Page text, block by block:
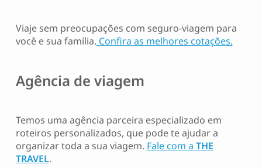
Viaje sem preocupações com seguro-viagem para
você e sua família. Confira as melhores cotações.
Agência de viagem
Temos uma agência parceira especializado em
roteiros personalizados, que pode te ajudar a
organizar toda a sua viagem. Fale com a THE
TRAVEL.